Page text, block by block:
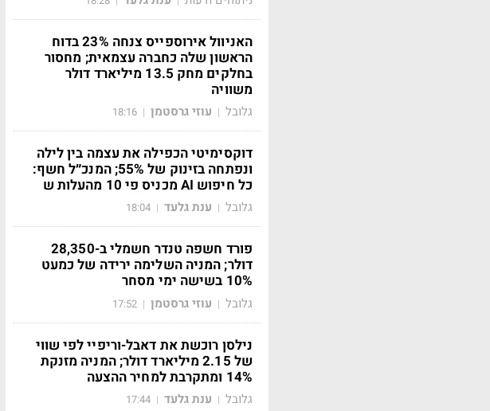
האניוול אירוספייס צנחה 23% בדוח
הראשון שלה כחברה עצמאית; מחסור
בחלקים מחק 13.5 מיליארד דולר
משוויה
גלובל | עוזי גרסטמן |
18:16
דוקסימיטי הכפילה את עצמה בין לילה
ונפתחה בזינוק של 55%; המנכ״ל חשף:
כל חיפוש AI מכניס פי 10 מהעלות ש
גלובל | ענת גלעד |
18:04
פורד חשפה טנדר חשמלי ב-28,350
דולר; המניה השלימה ירידה של כמעט
10% בשישה ימי מסחר
גלובל | עוזי גרסטמן |
17:52
נילסן רוכשת את דאבל-וריפיי לפי שווי
של 2.15 מיליארד דולר; המניה מזנקת
14% ומתקרבת למחיר ההצעה
גלובל | ענת גלעד |
17:44